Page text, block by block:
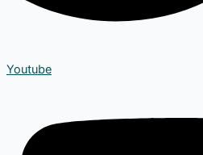
Youtube